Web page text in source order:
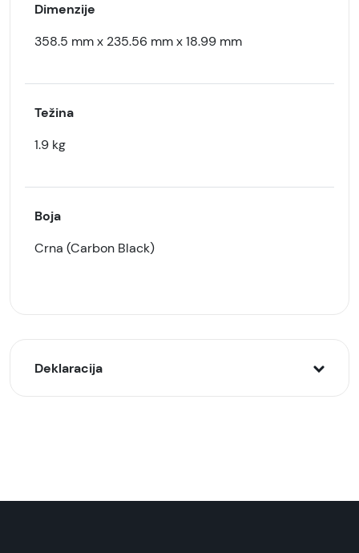
Dimenzije
358.5 mm x 235.56 mm x 18.99 mm
Težina
1.9 kg
Boja
Crna (Carbon Black)
Deklaracija
Laptop računar